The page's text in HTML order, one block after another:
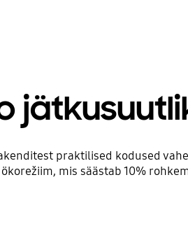
praktilised kodused
mis säästab 10%